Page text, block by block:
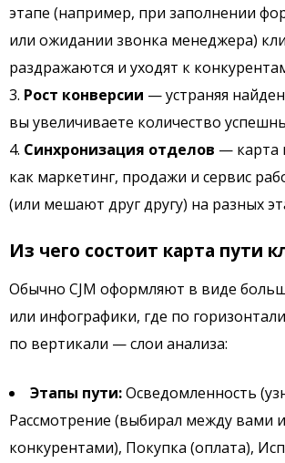
этапе (например, при заполнении
или ожидании звонка менеджера)
раздражаются и уходят к
Рост конверсии — устраняя
вы увеличиваете количество
Синхронизация отделов — карта
как маркетинг, продажи и сервис
(или мешают друг другу) на разных
Из чего состоит карта пути
Обычно CJM оформляют в виде
или инфографики, где по
по вертикали — слои анализа:
Этапы пути:Осведомленность
Рассмотрение (выбирал между вами и
конкурентами), Покупка (оплата),